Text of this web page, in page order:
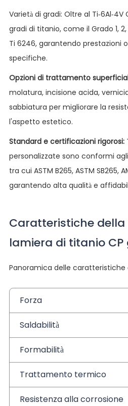
Varietà di gradi: Oltre al Ti-6Al-
gradi di titanio, come il Grado 1, 2,
Ti 6246, garantendo prestazioni
specifiche.
Opzioni di trattamento
molatura, incisione acida,
sabbiatura per migliorare la
l'aspetto estetico.
Standard e certificazioni rigorosi:
personalizzate sono conformi
tra cui ASTM B265, ASTM SB265,
garantendo alta qualità e
Caratteristiche
lamiera di titanio CP
Panoramica delle caratteristiche
Forza
Saldabilità
Formabilità
Trattamento termico
Resistenza alla corrosione